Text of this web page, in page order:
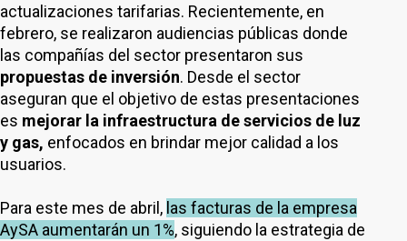
actualizaciones tarifarias. Recientemente, en
febrero, se realizaron audiencias públicas donde
las compañías del sector presentaron sus
propuestas de inversión. Desde el sector
aseguran que el objetivo de estas presentaciones
es mejorar la infraestructura de servicios de luz
y gas, enfocados en brindar mejor calidad a los
usuarios.
Para este mes de abril, las facturas de la empresa
AySA aumentarán un 1%, siguiendo la estrategia de